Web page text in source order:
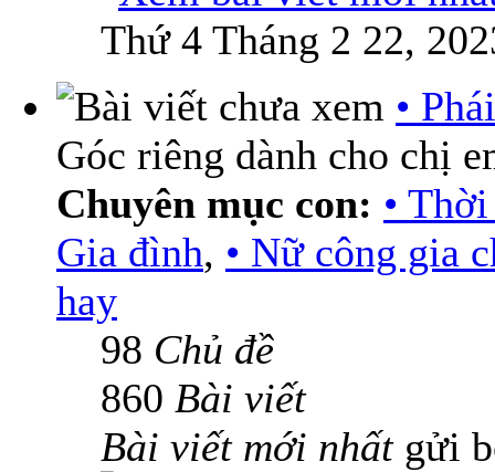
Thứ 4 Tháng 2 22,
•
Góc riêng dành cho chị
Chuyên mục con: •
Gia đình, • Nữ công gia
hay
98 Chủ đề
860 Bài viết
Bài viết mới nhấtgửi